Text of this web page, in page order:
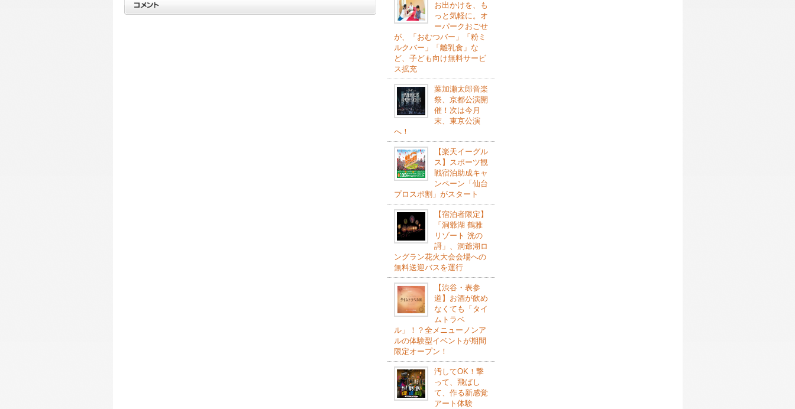
お出かけを、も
っと気軽に。オ
ーパークおごせ
が、「おむつバー」「粉ミ
ルクバー」「離乳食」な
ど、子ども向け無料サービ
ス拡充
葉加瀬太郎音楽
祭、京都公演開
催！次は今月
末、東京公演
へ！
【楽天イーグル
ス】スポーツ観
戦宿泊助成キャ
ンペーン「仙台
プロスポ割」がスタート
【宿泊者限定】
「洞爺湖 鶴雅
リゾート 洸の
謌」、洞爺湖ロ
ングラン花火大会会場への
無料送迎バスを運行
【渋谷・表参
道】お酒が飲め
なくても「タイ
ムトラベ
ル」！？全メニューノンア
ルの体験型イベントが期間
限定オープン！
汚してOK！撃
って、飛ばし
て、作る新感覚
アート体験